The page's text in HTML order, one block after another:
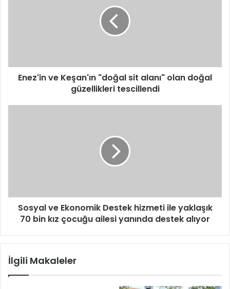
Enez'in ve Keşan'ın "doğal sit alanı" olan doğal
güzellikleri tescillendi
Sosyal ve Ekonomik Destek hizmeti ile yaklaşık
70 bin kız çocuğu ailesi yanında destek alıyor
İlgili Makaleler